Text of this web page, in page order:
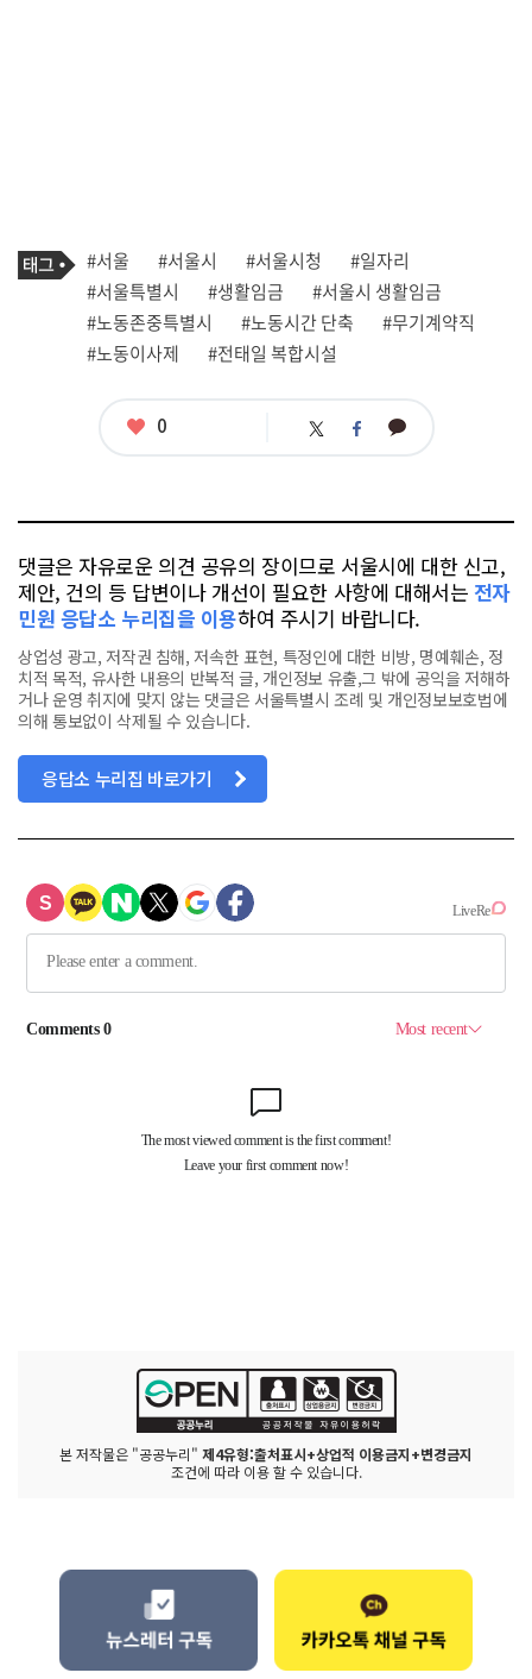
기
사
관
련
태
그
태
그
#서울 #서울시 #서울시청
#일자리
#서울특별시
#생활임금
#서울시 생활임금
#노동존중특별시
#노동시간 단축
#무기계약직
#노동이사제
#전태일 복합시설
좋
0 트 페 카
댓글은 자유로운 의견 공유의 장이므로 서울시에 대한 신고,
제안, 건의 등 답변이나 개선이 필요한 사항에 대해서는 전자
민원 응답소 누리집을 이용하여 주시기 바랍니다.
상업성 광고, 저작권 침해, 저속한 표현, 특정인에 대한 비방, 명예훼손, 정
치적 목적, 유사한 내용의 반복적 글, 개인정보 유출,그 밖에 공익을 저해하
거나 운영 취지에 맞지 않는 댓글은 서울특별시 조례 및 개인정보보호법에
의해 통보없이 삭제될 수 있습니다.
응답소 누리집 바로가기
본 저작물은 "공공누리" 제4유형:출처표시+상업적 이용금지+변경금지
조건에 따라 이용 할 수 있습니다.